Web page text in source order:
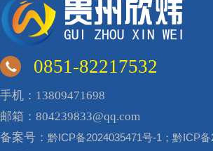
0851-82217532
手机：13809471698
邮箱：804239833@qq.com
备案号： 黔ICP备2024035471号-1；黔ICP